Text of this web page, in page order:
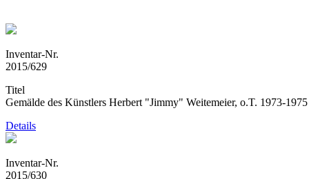
Inventar-Nr.
2015/629
Titel
Gemälde des Künstlers Herbert "Jimmy" Weitemeier, o.T. 1973-1975
Details
Inventar-Nr.
2015/630